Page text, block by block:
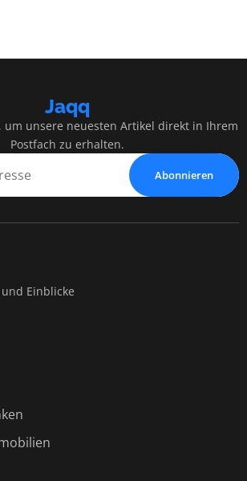
Jaqq
um unsere neuesten Artikel direkt in Ihrem
Postfach zu erhalten.
Abonnieren
Einblicke